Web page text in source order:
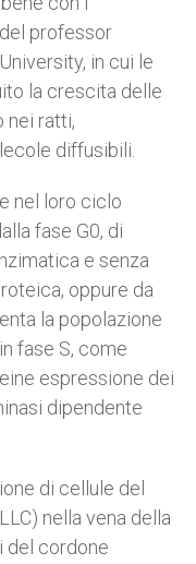
professor
in cui le
la crescita delle
nei ratti,
diffusibili.
nel loro ciclo
fase G0, di
e senza
oppure da
la popolazione
fase S, come
espressione dei
dipendente
di cellule del
nella vena della
del cordone